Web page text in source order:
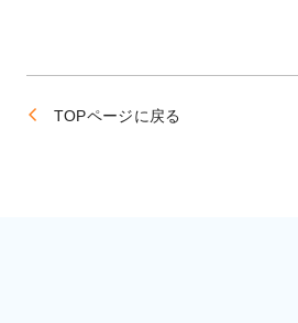
TOPページに戻る